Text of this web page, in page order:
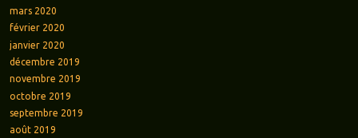
mars 2020
février 2020
janvier 2020
décembre 2019
novembre 2019
octobre 2019
septembre 2019
août 2019